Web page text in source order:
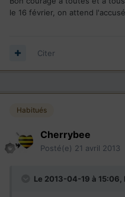
le 16 février, on attend
Citer
Habitués
Cherrybee
Posté(e) 21 avril 2013
Le 2013-04-19 à